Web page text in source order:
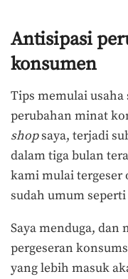
Antisipasi
konsumen
Tips memulai
perubahan minat
shopsaya, terjadi
dalam tiga bulan
kami mulai tergeser
sudah umum seperti
Saya menduga, dan
pergeseran
yang lebih masuk